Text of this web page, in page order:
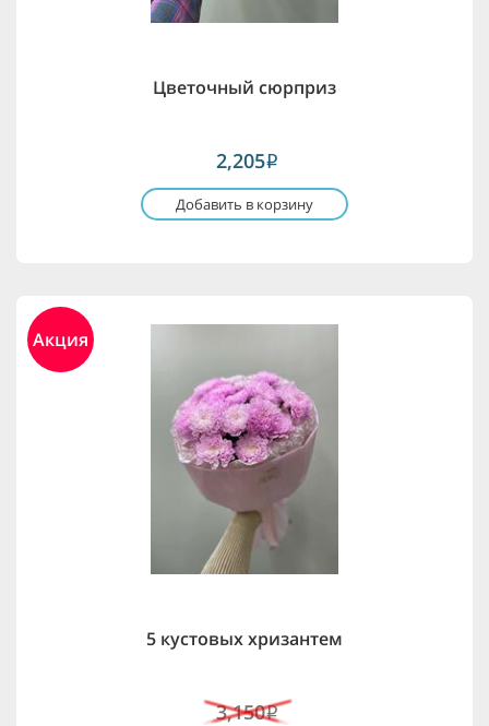
Цветочный сюрприз
2,205i
Добавить в корзину
Акция
5 кустовых хризантем
3,150i